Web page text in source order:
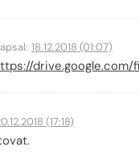
18.12.2018 (01:07)
drive.google.com/
(17:18)